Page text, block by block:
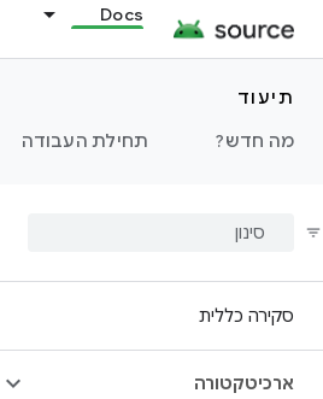
Docs
תיעוד
מה חדש?
תחילת העבודה
סקירה כללית
ארכיטקטורה